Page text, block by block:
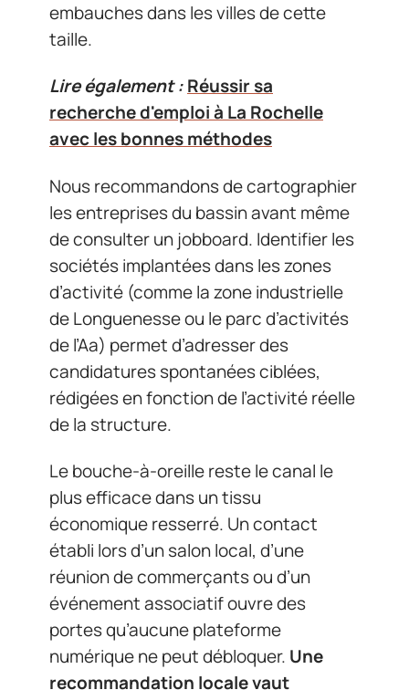
embauches dans les villes de cette
taille.
Lire également :Réussir sa
recherche d'emploi à La Rochelle
avec les bonnes méthodes
Nous recommandons de cartographier
les entreprises du bassin avant même
de consulter un jobboard. Identifier les
sociétés implantées dans les zones
d’activité (comme la zone industrielle
de Longuenesse ou le parc d’activités
de l’Aa) permet d’adresser des
candidatures spontanées ciblées,
rédigées en fonction de l’activité réelle
de la structure.
Le bouche-à-oreille reste le canal le
plus efficace dans un tissu
économique resserré. Un contact
établi lors d’un salon local, d’une
réunion de commerçants ou d’un
événement associatif ouvre des
portes qu’aucune plateforme
numérique ne peut débloquer. Une
recommandation locale vaut